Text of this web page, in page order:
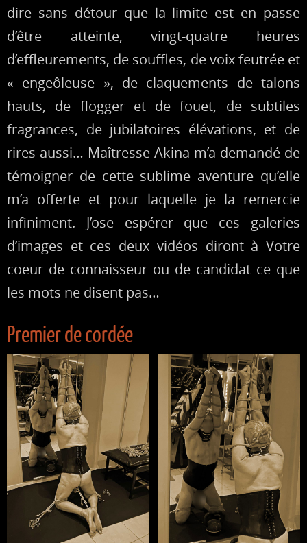
dire sans détour que la limite est en passe
d’être atteinte, vingt-quatre heures
d’effleurements, de souffles, de voix feutrée et
« engeôleuse », de claquements de talons
hauts, de flogger et de fouet, de subtiles
fragrances, de jubilatoires élévations, et de
rires aussi… Maîtresse Akina m’a demandé de
témoigner de cette sublime aventure qu’elle
m’a offerte et pour laquelle je la remercie
infiniment. J’ose espérer que ces galeries
d’images et ces deux vidéos diront à Votre
coeur de connaisseur ou de candidat ce que
les mots ne disent pas…
Premier de cordée